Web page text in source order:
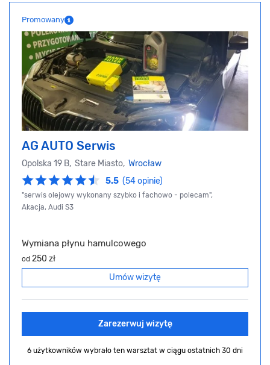
Promowany
AG AUTO Serwis
Opolska 19 B, Stare Miasto, Wrocław
5.5 (54 opinie)
"serwis olejowy wykonany szybko i fachowo - polecam",
Akacja, Audi S3
Wymiana płynu hamulcowego
od 250 zł
Umów wizytę
Zarezerwuj wizytę
6 użytkowników wybrało ten warsztat w ciągu ostatnich 30 dni